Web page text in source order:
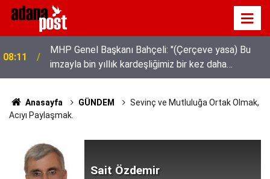
08:11
MHP Genel Başkanı Bahçeli: "(Çerçeve yasa) Bu
imzayla bin yıllık kardeşliğimiz bir kez daha
tescillenmiştir"
Anasayfa GÜNDEM
Sevinç ve Mutluluğa Ortak Olmak,
Acıyı Paylaşmak.
Sait Özdemir